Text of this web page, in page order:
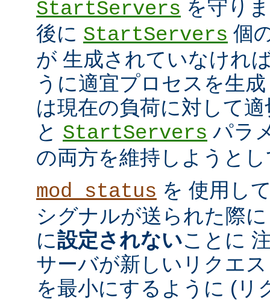
StartServers を守り
後に StartServers 個
が 生成されていなけれ
うに適宜プロセスを生
は現在の負荷に対して
と StartServers パラ
の両方を維持しようと
mod_status を 使用し
シグナルが送られた際
に設定されないことに
サーバが新しいリクエ
を最小にするように (リ